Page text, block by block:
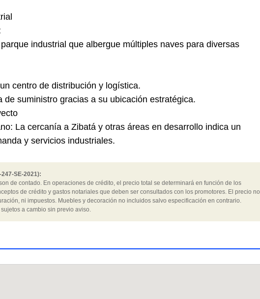
industrial que albergue múltiples naves para diversas
centro de distribución y logística.
de suministro gracias a su ubicación estratégica.
La cercanía a Zibatá y otras áreas en desarrollo indica un
y servicios industriales.
SE-2021):
de contado. En operaciones de crédito, el precio total se determinará en función de los
de crédito y gastos notariales que deben ser consultados con los promotores. El precio no
ni impuestos. Muebles y decoración no incluidos salvo especificación en contrario.
a cambio sin previo aviso.